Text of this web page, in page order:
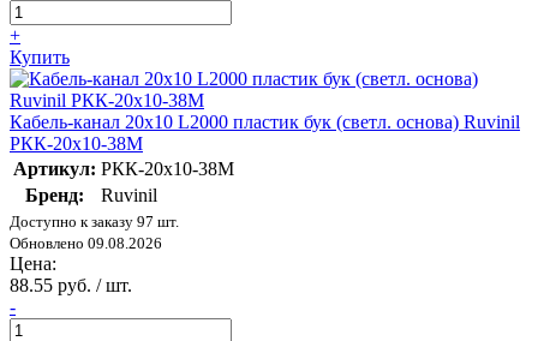
+
Купить
Кабель-канал 20х10 L2000 пластик бук (светл. основа) Ruvinil
РКК-20х10-38М
Артикул: РКК-20х10-38М
Бренд:
Ruvinil
Доступно к заказу 97 шт.
Обновлено 09.08.2026
Цена:
88.55 руб. / шт.
-